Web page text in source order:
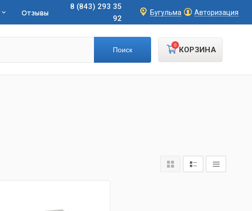
Отзывы
8 (843) 293 35
92
Бугульма Авторизация
КОРЗИНА
0